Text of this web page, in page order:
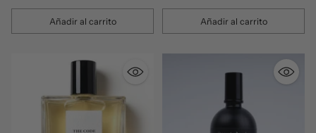
Añadir al carrito
Cantidad
Añadir al carrito
Cantidad